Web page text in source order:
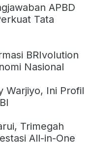
APBD
Tata
BRIvolution
Nasional
Warjiyo, Ini Profil
Trimegah
All-in-One